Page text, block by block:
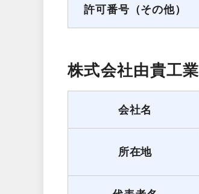
許可番号（その他）
株式会社由貴工業
会社名
所在地